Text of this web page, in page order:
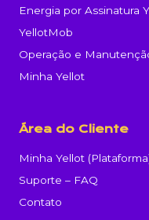
Energia por Assinatura
YellotMob
Operação e
Minha Yellot
Área do Cliente
Minha Yellot
Suporte – FAQ
Contato